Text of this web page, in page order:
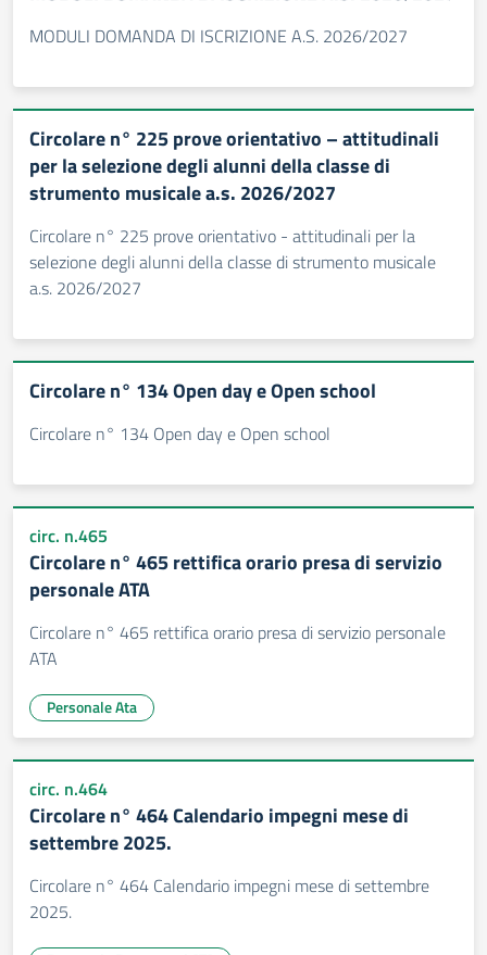
MODULI DOMANDA DI ISCRIZIONE A.S. 2026/2027
Circolare n° 225 prove orientativo – attitudinali
per la selezione degli alunni della classe di
strumento musicale a.s. 2026/2027
Circolare n° 225 prove orientativo - attitudinali per la
selezione degli alunni della classe di strumento musicale
a.s. 2026/2027
Circolare n° 134 Open day e Open school
Circolare n° 134 Open day e Open school
circ. n.465
Circolare n° 465 rettifica orario presa di servizio
personale ATA
Circolare n° 465 rettifica orario presa di servizio personale
ATA
Personale Ata
circ. n.464
Circolare n° 464 Calendario impegni mese di
settembre 2025.
Circolare n° 464 Calendario impegni mese di settembre
2025.